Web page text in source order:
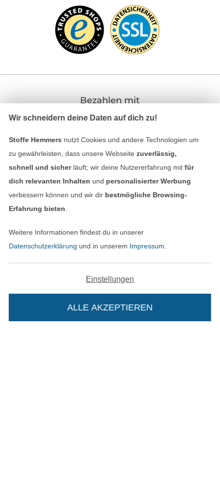
In deinen Warenkorb
Bezahlen mit
Unsere Versandpartner
Impressum
Datenschutz
In den deutschen Shop wechseln (aktuell
Wir schneidern deine Daten auf dich zu!
Stoffe Hemmers nutzt Cookies und andere Technologien um
zu gewährleisten, dass unsere Webseite zuverlässig,
schnell und sicherläuft; wir deine Nutzererfahrung mitfür
dich relevanten Inhalten und personalisierter Werbung
verbessern können und wir dir bestmögliche Browsing-
Erfahrung bieten
Weitere Informationen findest du in unserer
Datenschutzerklärung und in unserem Impressum
Einstellungen
ALLE AKZEPTIEREN